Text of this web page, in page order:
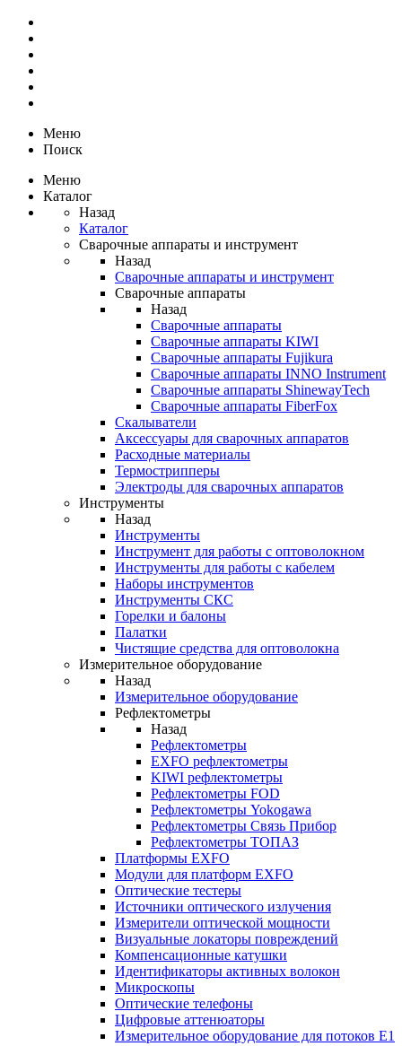
Меню
Поиск
Меню
Каталог
Назад
Каталог
Сварочные аппараты и инструмент
Назад
Сварочные аппараты и инструмент
Сварочные аппараты
Назад
Сварочные аппараты
Сварочные аппараты KIWI
Сварочные аппараты Fujikura
Сварочные аппараты INNO Instrument
Сварочные аппараты ShinewayTech
Cварочные аппараты FiberFox
Скалыватели
Аксессуары для сварочных аппаратов
Расходные материалы
Термострипперы
Электроды для сварочных аппаратов
Инструменты
Назад
Инструменты
Инструмент для работы с оптоволокном
Инструменты для работы с кабелем
Наборы инструментов
Инструменты СКС
Горелки и балоны
Палатки
Чистящие средства для оптоволокна
Измерительное оборудование
Назад
Измерительное оборудование
Рефлектометры
Назад
Рефлектометры
EXFO рефлектометры
KIWI рефлектометры
Рефлектометры FOD
Рефлектометры Yokogawa
Рефлектометры Связь Прибор
Рефлектометры ТОПАЗ
Платформы EXFO
Модули для платформ EXFO
Оптические тестеры
Источники оптического излучения
Измерители оптической мощности
Визуальные локаторы повреждений
Компенсационные катушки
Идентификаторы активных волокон
Микроскопы
Оптические телефоны
Цифровые аттенюаторы
Измерительное оборудование для потоков Е1